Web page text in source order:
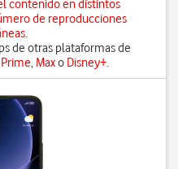
contenido en distintos
de reproducciones
.
de otras plataformas de
Prime, Maxo Disney+.